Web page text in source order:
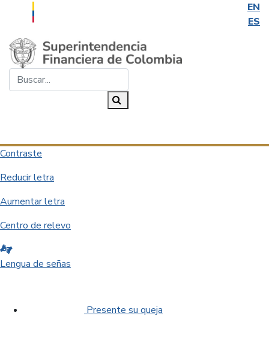
EN
ES
Saltar al contenido principal
Contraste
Reducir letra
Aumentar letra
Centro de relevo
Lengua de señas
Presente su queja